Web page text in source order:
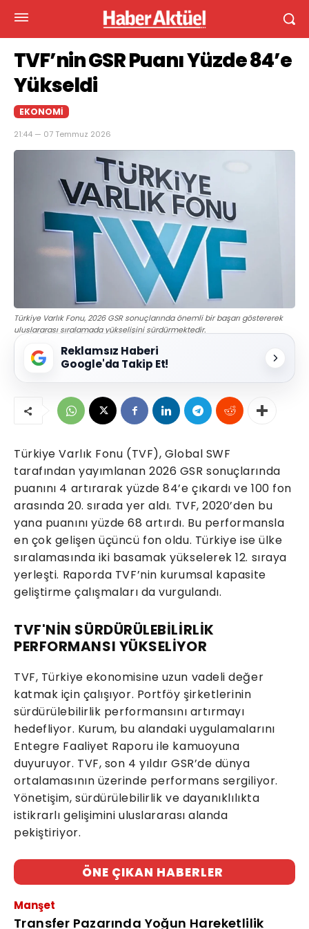
TVF’nin GSR Puanı Yüzde 84’e
Yükseldi
EKONOMI
21:44 — 07 Temmuz 2026
Türkiye Varlık Fonu, 2026 GSR sonuçlarında önemli bir başarı göstererek
uluslararası sıralamada yükselişini sürdürmektedir.
Reklamsız Haberi
Google'da Takip Et!
Türkiye Varlık Fonu (TVF), Global SWF
tarafından yayımlanan 2026 GSR sonuçlarında
puanını 4 artırarak yüzde 84’e çıkardı ve 100 fon
arasında 20. sırada yer aldı. TVF, 2020’den bu
yana puanını yüzde 68 artırdı. Bu performansla
en çok gelişen üçüncü fon oldu. Türkiye ise ülke
sıralamasında iki basamak yükselerek 12. sıraya
yerleşti. Raporda TVF’nin kurumsal kapasite
geliştirme çalışmaları da vurgulandı.
TVF'NİN SÜRDÜRÜLEBİLİRLİK
PERFORMANSI YÜKSELİYOR
TVF, Türkiye ekonomisine uzun vadeli değer
katmak için çalışıyor. Portföy şirketlerinin
sürdürülebilirlik performansını artırmayı
hedefliyor. Kurum, bu alandaki uygulamalarını
Entegre Faaliyet Raporu ile kamuoyuna
duyuruyor. TVF, son 4 yıldır GSR’de dünya
ortalamasının üzerinde performans sergiliyor.
Yönetişim, sürdürülebilirlik ve dayanıklılıkta
istikrarlı gelişimini uluslararası alanda
pekiştiriyor.
ÖNE ÇIKAN HABERLER
Manşet
Transfer Pazarında Yoğun Hareketlilik